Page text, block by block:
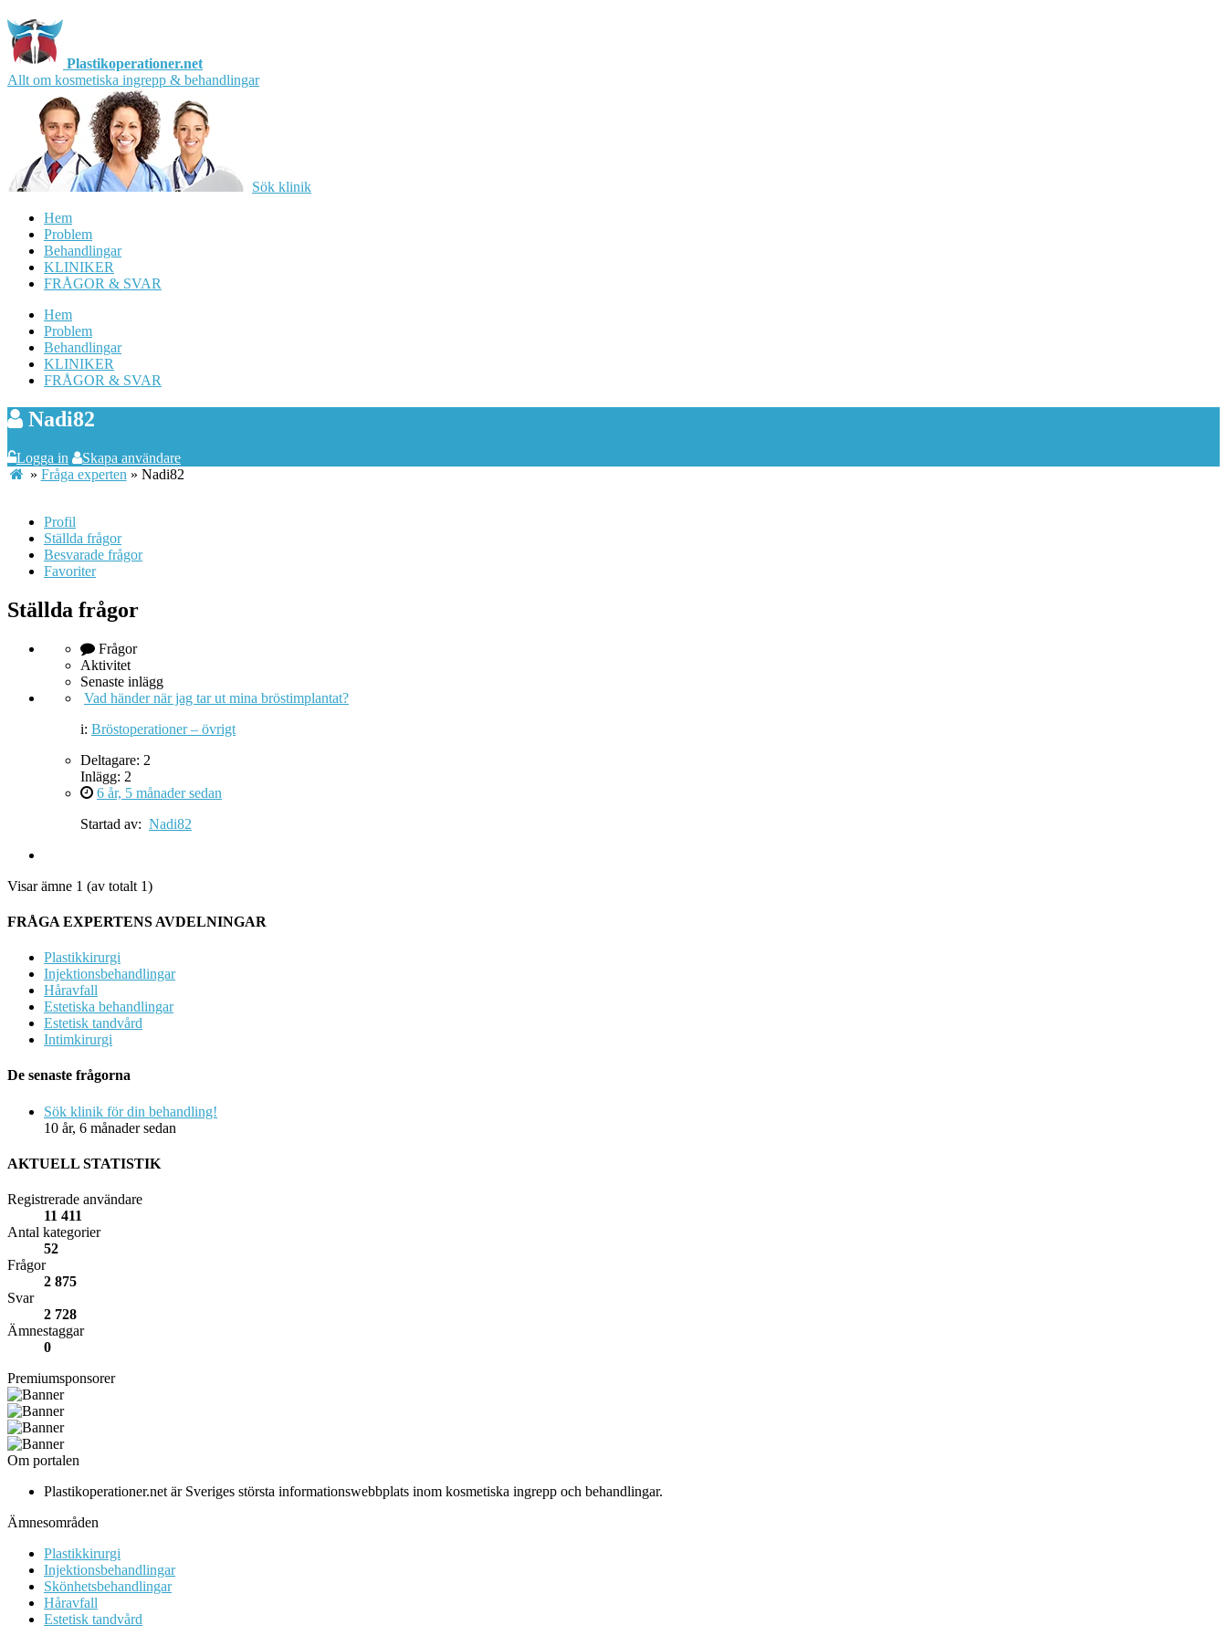
Plastikoperationer.net
Allt om kosmetiska ingrepp & behandlingar
Sök klinik
Hem
Problem
Behandlingar
KLINIKER
FRÅGOR & SVAR
Hem
Problem
Behandlingar
KLINIKER
FRÅGOR & SVAR
Nadi82
Logga in
Skapa användare
» Fråga experten » Nadi82
Profil
Ställda frågor
Besvarade frågor
Favoriter
Ställda frågor
Frågor
Aktivitet
Senaste inlägg
Vad händer när jag tar ut mina bröstimplantat?
i: Bröstoperationer – övrigt
Deltagare: 2
Inlägg: 2
6 år, 5 månader sedan
Startad av: Nadi82
Visar ämne 1 (av totalt 1)
FRÅGA EXPERTENS AVDELNINGAR
Plastikkirurgi
Injektionsbehandlingar
Håravfall
Estetiska behandlingar
Estetisk tandvård
Intimkirurgi
De senaste frågorna
Sök klinik för din behandling!
10 år, 6 månader sedan
AKTUELL STATISTIK
Registrerade användare
11 411
Antal kategorier
52
Frågor
2 875
Svar
2 728
Ämnestaggar
0
Premiumsponsorer
Om portalen
Plastikoperationer.net är Sveriges största informationswebbplats inom kosmetiska ingrepp och behandlingar.
Ämnesområden
Plastikkirurgi
Injektionsbehandlingar
Skönhetsbehandlingar
Håravfall
Estetisk tandvård